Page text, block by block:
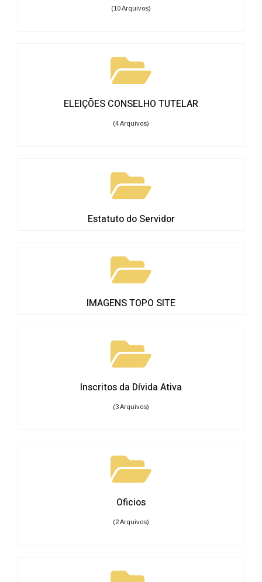
(10 Arquivos)
ELEIÇÕES CONSELHO TUTELAR
(4 Arquivos)
Estatuto do Servidor
IMAGENS TOPO SITE
Inscritos da Dívida Ativa
(3 Arquivos)
Oficios
(2 Arquivos)